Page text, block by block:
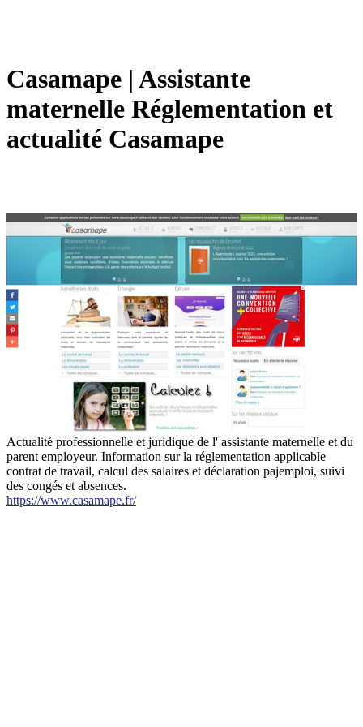
Casamape | Assistante
maternelle Réglemen­ta­tion et
actualité Casamape
Actualité professionnelle et juridique de l' assistante maternelle et du
parent employeur. Information sur la réglementation applicable
contrat de travail, calcul des salaires et déclaration pajemploi, suivi
des congés et absences.
https://www.casamape.fr/